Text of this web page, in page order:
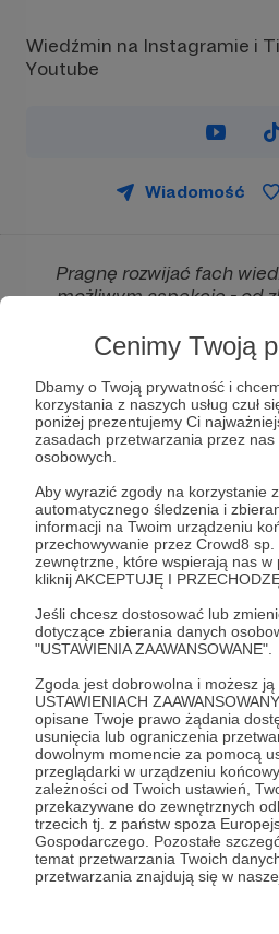
Cenimy Twoją
Dbamy o Twoją prywatność i
korzystania z naszych usług czuł
poniżej prezentujemy Ci
zasadach przetwarzania przez nas
osobowych.
Aby wyrazić zgody na korzystanie
automatycznego śledzenia i
informacji na Twoim urządzeniu
przechowywanie przez Crowd8
zewnętrzne, które wspierają nas w
kliknij AKCEPTUJĘ I
Jeśli chcesz dostosować lub
dotyczące zbierania danych
"USTAWIENIA ZAAWANSOWANE".
Zgoda jest dobrowolna i możesz ją
USTAWIENIACH
opisane Twoje prawo żądania
usunięcia lub ograniczenia
dowolnym momencie za pomocą
przeglądarki w urządzeniu
zależności od Twoich ustawień,
przekazywane do zewnętrznych
trzecich tj. z państw spoza
Gospodarczego. Pozostałe
temat przetwarzania Twoich
przetwarzania znajdują się w
Wiedźmin na Instagramie i
Youtube
Wiadomość
Pragnę rozwijać fach
możliwym aspekcie - od
audiowizualnej tak aby
dostarczać coraz
Kim
Jestem kimś kto
Youtube chciał wyrażać
popkultury, które w jakiś
lub wręcz stały się dla mnie
z przychylnymi
że nie idę z głównym
własną drogą za każdym
bardziej zmotywowany i
buduje swoją własną markę.
W tym miejscu
treść
Rozwiń